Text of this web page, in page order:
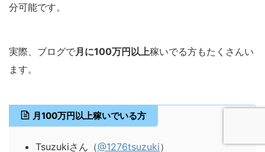
分可能です。
実際、ブログで月に100万円以上稼いでる方もたくさんい
ます。
月100万円以上稼いでいる方
Tsuzukiさん（@1276tsuzuki）